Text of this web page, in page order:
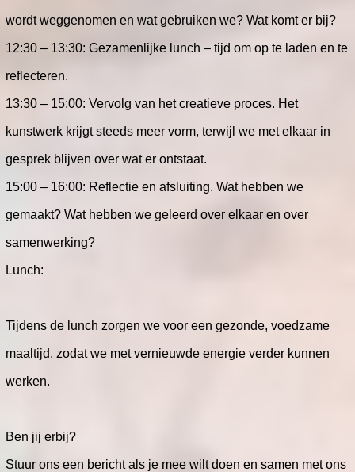
wordt weggenomen en wat gebruiken we? Wat komt er bij?
12:30 – 13:30: Gezamenlijke lunch – tijd om op te laden en te
reflecteren.
13:30 – 15:00: Vervolg van het creatieve proces. Het
kunstwerk krijgt steeds meer vorm, terwijl we met elkaar in
gesprek blijven over wat er ontstaat.
15:00 – 16:00: Reflectie en afsluiting. Wat hebben we
gemaakt? Wat hebben we geleerd over elkaar en over
samenwerking?
Lunch:
Tijdens de lunch zorgen we voor een gezonde, voedzame
maaltijd, zodat we met vernieuwde energie verder kunnen
werken.
Ben jij erbij?
Stuur ons een bericht als je mee wilt doen en samen met ons